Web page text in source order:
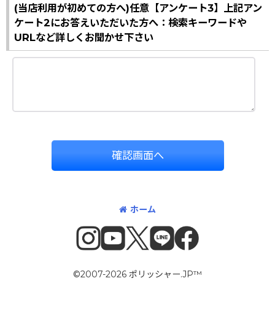
(当店利用が初めての方へ)任意【アンケート3】上記アン
ケート2にお答えいただいた方へ：検索キーワードや
URLなど詳しくお聞かせ下さい
確認画面へ
ホーム
©2007-2026 ポリッシャー.JP™